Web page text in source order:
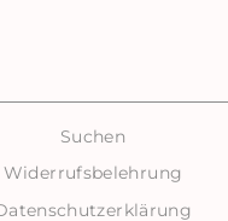
Suchen
Widerrufsbelehrung